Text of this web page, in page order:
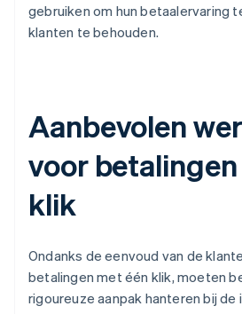
gebruiken om hun betaalervaring
klanten te behouden.
Aanbevolen
voor
klik
Ondanks de eenvoud van de
betalingen met één klik, moeten
rigoureuze aanpak hanteren bij